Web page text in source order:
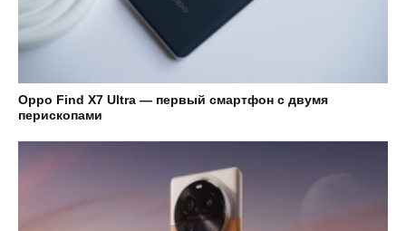
Oppo Find X7 Ultra — первый смартфон с двумя
перископами